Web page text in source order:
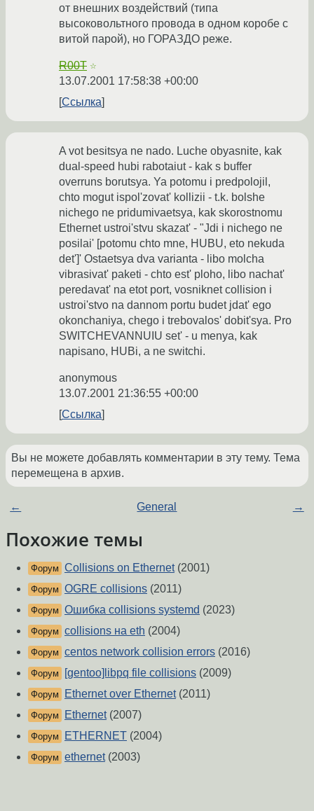
от внешних воздействий (типа
высоковольтного провода в одном коробе с
витой парой), но ГОРАЗДО реже.
R00T ☆
13.07.2001 17:58:38 +00:00
Ссылка
A vot besitsya ne nado. Luche obyasnite, kak
dual-speed hubi rabotaiut - kak s buffer
overruns borutsya. Ya potomu i predpolojil,
chto mogut ispol'zovat' kollizii - t.k. bolshe
nichego ne pridumivaetsya, kak skorostnomu
Ethernet ustroi'stvu skazat' - "Jdi i nichego ne
posilai' [potomu chto mne, HUBU, eto nekuda
det']' Ostaetsya dva varianta - libo molcha
vibrasivat' paketi - chto est' ploho, libo nachat'
peredavat' na etot port, vosniknet collision i
ustroi'stvo na dannom portu budet jdat' ego
okonchaniya, chego i trebovalos' dobit'sya. Pro
SWITCHEVANNUIU set' - u menya, kak
napisano, HUBi, a ne switchi.
anonymous
13.07.2001 21:36:55 +00:00
Ссылка
Вы не можете добавлять комментарии в эту тему. Тема
перемещена в архив.
← General →
Похожие темы
Форум Collisions on Ethernet(2001)
Форум OGRE collisions (2011)
Форум Ошибка collisions systemd (2023)
Форум collisions на eth (2004)
Форум centos network collision errors (2016)
Форум [gentoo]libpq file collisions (2009)
Форум Ethernet over Ethernet(2011)
Форум Ethernet(2007)
Форум ETHERNET (2004)
Форум ethernet(2003)